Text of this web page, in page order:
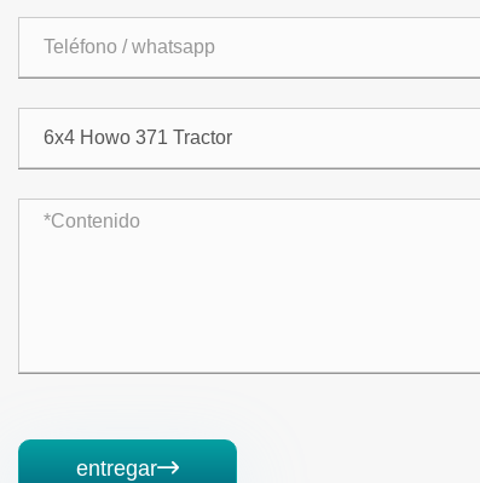
entregar